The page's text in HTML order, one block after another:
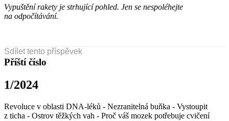
Vypuštění rakety je strhující pohled. Jen se nespoléhejte
na odpočítávání.
Sdílet tento příspěvek
Příští číslo
1/2024
Revoluce v oblasti DNA-léků - Nezranitelná buňka - Vystoupit
z ticha - Ostrov těžkých vah - Proč váš mozek potřebuje cvičení